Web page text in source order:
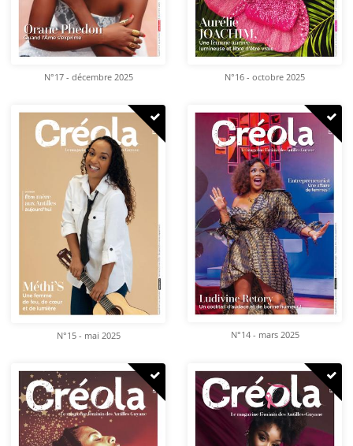
N°17 - décembre 2025 N°16 - octobre 2025
N°15 - mai 2025 N°14 - mars 2025